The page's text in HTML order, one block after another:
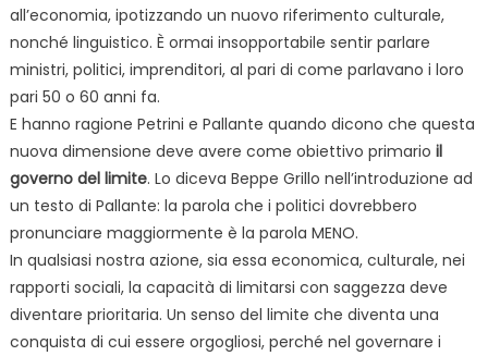
all’economia, ipotizzando un nuovo riferimento culturale,
nonché linguistico. È ormai insopportabile sentir parlare
ministri, politici, imprenditori, al pari di come parlavano i loro
pari 50 o 60 anni fa.
E hanno ragione Petrini e Pallante quando dicono che questa
nuova dimensione deve avere come obiettivo primario il
governo del limite. Lo diceva Beppe Grillo nell’introduzione ad
un testo di Pallante: la parola che i politici dovrebbero
pronunciare maggiormente è la parola MENO.
In qualsiasi nostra azione, sia essa economica, culturale, nei
rapporti sociali, la capacità di limitarsi con saggezza deve
diventare prioritaria. Un senso del limite che diventa una
conquista di cui essere orgogliosi, perché nel governare i